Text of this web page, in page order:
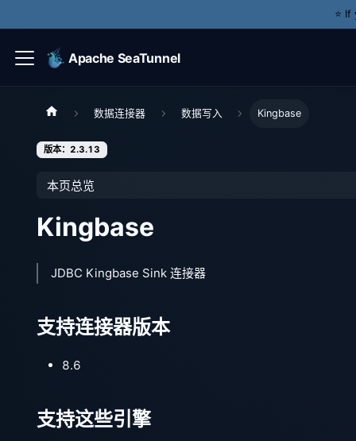
⭐️
Apache SeaTunnel
数据连接器 数据写入 Kingbase
版本：2.3.13
本页总览
Kingbase
JDBC Kingbase Sink 连接器
支持连接器版本
8.6
支持这些引擎